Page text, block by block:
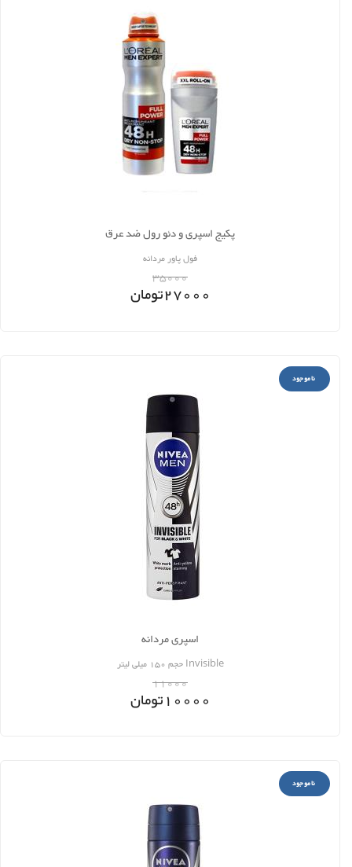
پکیج اسپری و دئو رول ضد عرق
فول پاور مردانه
35000
27000تومان
ناموجود
اسپری مردانه
Invisible حجم 150 میلی لیتر
11000
10000تومان
ناموجود